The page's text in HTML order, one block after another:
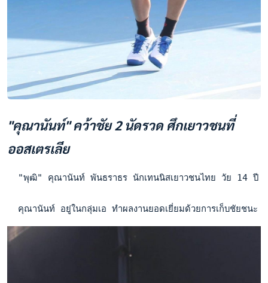
"คุณานันท์" คว้าชัย 2 นัดรวด ศึกเยาวชนที่
ออสเตรเลีย
"พุฒิ" คุณานันท์ พันธราธร นักเทนนิสเยาวชนไทย วัย 14 ปี
คุณานันท์ อยู่ในกลุ่มเอ ทำผลงานยอดเยี่ยมด้วยการเก็บชัยชนะ